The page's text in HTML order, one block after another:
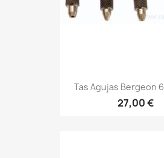
Tas Agujas Bergeon
27,00 €